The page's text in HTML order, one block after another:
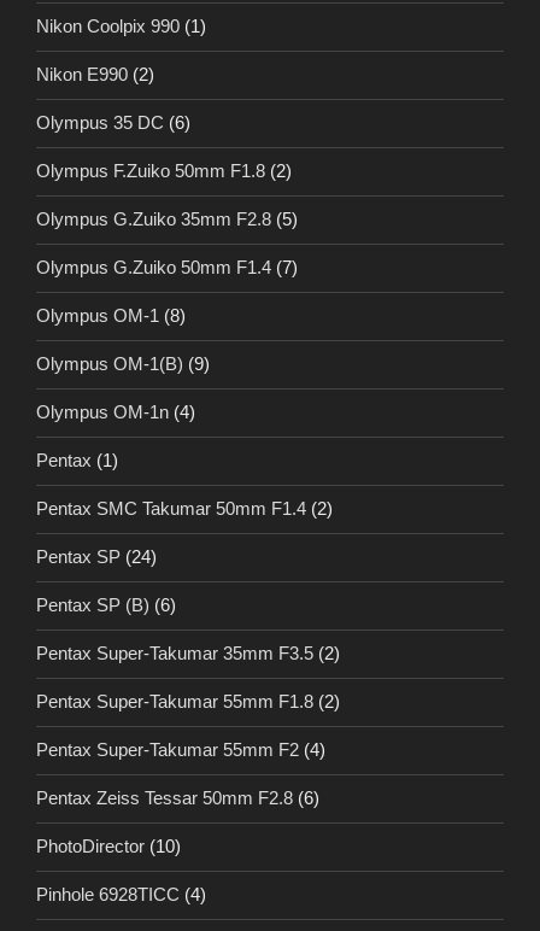
Nikon Coolpix 990 (1)
Nikon E990 (2)
Olympus 35 DC (6)
Olympus F.Zuiko 50mm F1.8 (2)
Olympus G.Zuiko 35mm F2.8 (5)
Olympus G.Zuiko 50mm F1.4 (7)
Olympus OM-1 (8)
Olympus OM-1(B) (9)
Olympus OM-1n (4)
Pentax (1)
Pentax SMC Takumar 50mm F1.4 (2)
Pentax SP (24)
Pentax SP (B) (6)
Pentax Super-Takumar 35mm F3.5 (2)
Pentax Super-Takumar 55mm F1.8 (2)
Pentax Super-Takumar 55mm F2 (4)
Pentax Zeiss Tessar 50mm F2.8 (6)
PhotoDirector (10)
Pinhole 6928TICC (4)